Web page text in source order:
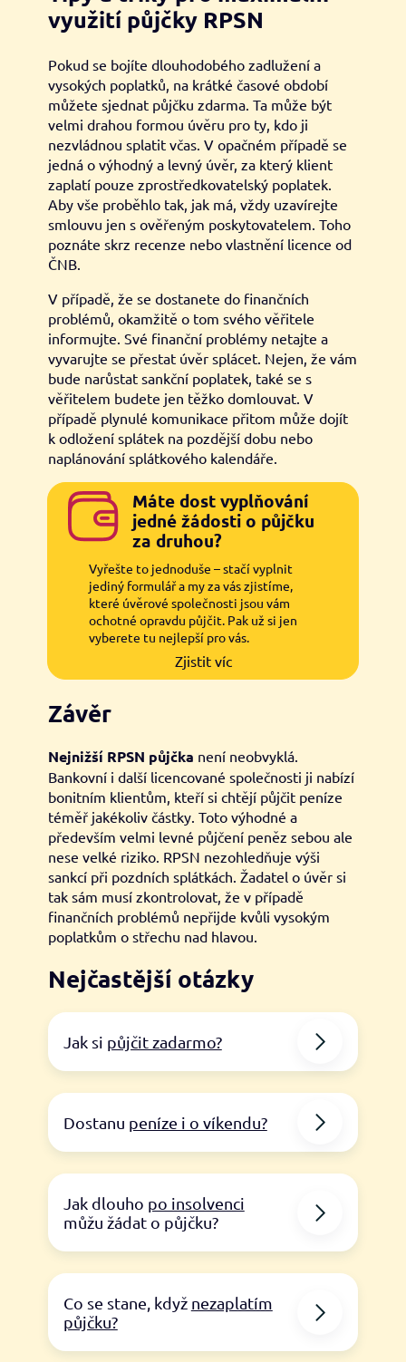
využití půjčky RPSN
Pokud se bojíte dlouhodobého zadlužení a
vysokých poplatků, na krátké časové období
můžete sjednat půjčku zdarma. Ta může být
velmi drahou formou úvěru pro ty, kdo ji
nezvládnou splatit včas. V opačném případě se
jedná o výhodný a levný úvěr, za který klient
zaplatí pouze zprostředkovatelský poplatek.
Aby vše proběhlo tak, jak má, vždy uzavírejte
smlouvu jen s ověřeným poskytovatelem. Toho
poznáte skrz recenze nebo vlastnění licence od
ČNB.
V případě, že se dostanete do finančních
problémů, okamžitě o tom svého věřitele
informujte. Své finanční problémy netajte a
vyvarujte se přestat úvěr splácet. Nejen, že vám
bude narůstat sankční poplatek, také se s
věřitelem budete jen těžko domlouvat. V
případě plynulé komunikace přitom může dojít
k odložení splátek na pozdější dobu nebo
naplánování splátkového kalendáře.
Máte dost vyplňování
jedné žádosti o půjčku
za druhou?
Vyřešte to jednoduše – stačí vyplnit
jediný formulář a my za vás zjistíme,
které úvěrové společnosti jsou vám
ochotné opravdu půjčit. Pak už si jen
vyberete tu nejlepší pro vás.
Zjistit víc
Závěr
Nejnižší RPSN půjčka není neobvyklá.
Bankovní i další licencované společnosti ji nabízí
bonitním klientům, kteří si chtějí půjčit peníze
téměř jakékoliv částky. Toto výhodné a
především velmi levné půjčení peněz sebou ale
nese velké riziko. RPSN nezohledňuje výši
sankcí při pozdních splátkách. Žadatel o úvěr si
tak sám musí zkontrolovat, že v případě
finančních problémů nepřijde kvůli vysokým
poplatkům o střechu nad hlavou.
Nejčastější otázky
Jak si půjčit zadarmo?
Dostanu peníze i o víkendu?
Jak dlouho po insolvenci
můžu žádat o půjčku?
Co se stane, když nezaplatím
půjčku?